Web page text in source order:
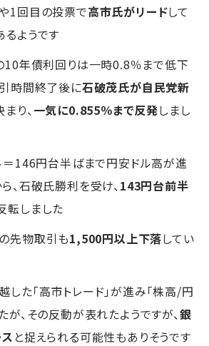
1回目の投票で高市氏がリードして
ようです
年債利回りは一時0.8％まで低下
時間終了後に石破茂氏が自民党新
り、 一気に0.855％まで反発しまし
146円台半ばまで円安ドル高が進
、石破氏勝利を受け、 143円台前半
転しました
先物取引も1,500円以上下落してい
た「高市トレード」が進み「株高/円
が、その反動が表れたようですが、銀
と捉えられる可能性もありそうです